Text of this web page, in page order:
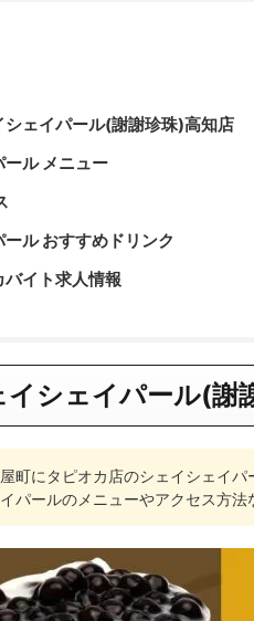
シェイパール(謝謝珍珠)高知店
ル メニュー
ル おすすめドリンク
イト求人情報
イシェイパール(謝
屋町にタピオカ店のシェイシェイ
パールのメニューやアクセス方法